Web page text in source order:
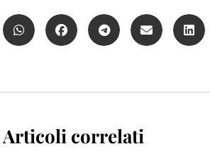
Articoli correlati